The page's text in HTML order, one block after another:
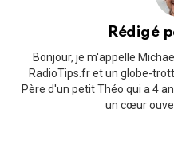
Rédigé
Bonjour, je m'appelle
RadioTips.fr et un globe-
Père d'un petit Théo qui a 4
un cœur